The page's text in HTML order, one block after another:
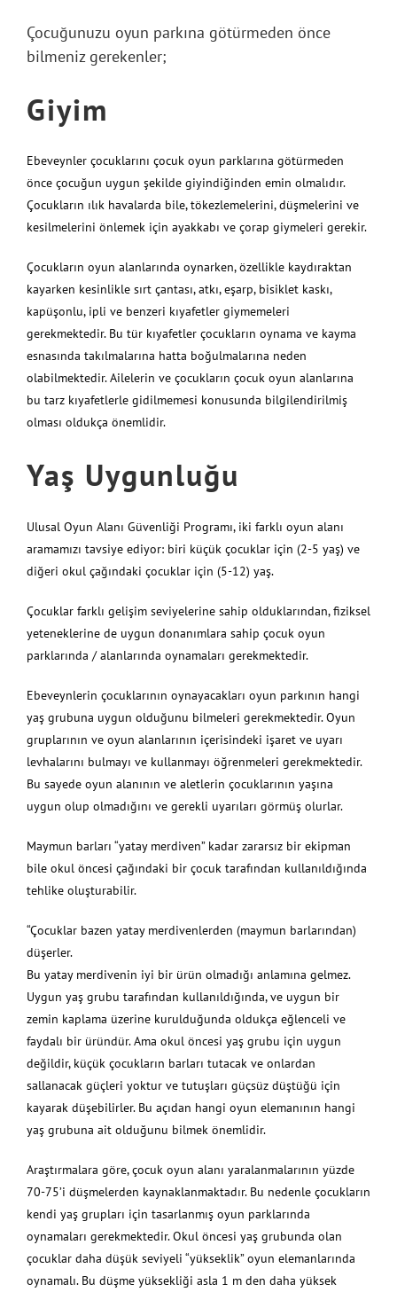
Çocuğunuzu oyun parkına götürmeden önce
bilmeniz gerekenler;
Giyim
Ebeveynler çocuklarını çocuk oyun parklarına götürmeden
önce çocuğun uygun şekilde giyindiğinden emin olmalıdır.
Çocukların ılık havalarda bile, tökezlemelerini, düşmelerini ve
kesilmelerini önlemek için ayakkabı ve çorap giymeleri gerekir.
Çocukların oyun alanlarında oynarken, özellikle kaydıraktan
kayarken kesinlikle sırt çantası, atkı, eşarp, bisiklet kaskı,
kapüşonlu, ipli ve benzeri kıyafetler giymemeleri
gerekmektedir. Bu tür kıyafetler çocukların oynama ve kayma
esnasında takılmalarına hatta boğulmalarına neden
olabilmektedir. Ailelerin ve çocukların çocuk oyun alanlarına
bu tarz kıyafetlerle gidilmemesi konusunda bilgilendirilmiş
olması oldukça önemlidir.
Yaş Uygunluğu
Ulusal Oyun Alanı Güvenliği Programı, iki farklı oyun alanı
aramamızı tavsiye ediyor: biri küçük çocuklar için (2-5 yaş) ve
diğeri okul çağındaki çocuklar için (5-12) yaş.
Çocuklar farklı gelişim seviyelerine sahip olduklarından, fiziksel
yeteneklerine de uygun donanımlara sahip çocuk oyun
parklarında / alanlarında oynamaları gerekmektedir.
Ebeveynlerin çocuklarının oynayacakları oyun parkının hangi
yaş grubuna uygun olduğunu bilmeleri gerekmektedir. Oyun
gruplarının ve oyun alanlarının içerisindeki işaret ve uyarı
levhalarını bulmayı ve kullanmayı öğrenmeleri gerekmektedir.
Bu sayede oyun alanının ve aletlerin çocuklarının yaşına
uygun olup olmadığını ve gerekli uyarıları görmüş olurlar.
Maymun barları “yatay merdiven” kadar zararsız bir ekipman
bile okul öncesi çağındaki bir çocuk tarafından kullanıldığında
tehlike oluşturabilir.
“Çocuklar bazen yatay merdivenlerden (maymun barlarından)
düşerler.
Bu yatay merdivenin iyi bir ürün olmadığı anlamına gelmez.
Uygun yaş grubu tarafından kullanıldığında, ve uygun bir
zemin kaplama üzerine kurulduğunda oldukça eğlenceli ve
faydalı bir üründür. Ama okul öncesi yaş grubu için uygun
değildir, küçük çocukların barları tutacak ve onlardan
sallanacak güçleri yoktur ve tutuşları güçsüz düştüğü için
kayarak düşebilirler. Bu açıdan hangi oyun elemanının hangi
yaş grubuna ait olduğunu bilmek önemlidir.
Araştırmalara göre, çocuk oyun alanı yaralanmalarının yüzde
70-75’i düşmelerden kaynaklanmaktadır. Bu nedenle çocukların
kendi yaş grupları için tasarlanmış oyun parklarında
oynamaları gerekmektedir. Okul öncesi yaş grubunda olan
çocuklar daha düşük seviyeli “yükseklik” oyun elemanlarında
oynamalı. Bu düşme yüksekliği asla 1 m den daha yüksek